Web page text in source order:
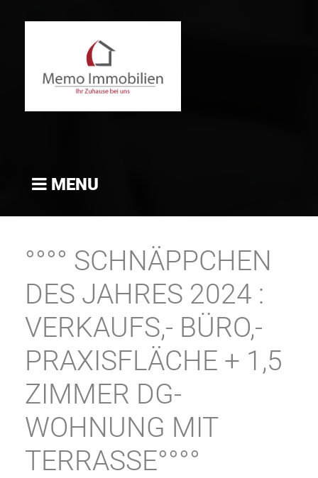
MENU
°°°° SCHNÄPPCHEN
DES JAHRES 2024 :
VERKAUFS,- BÜRO,-
PRAXISFLÄCHE + 1,5
ZIMMER DG-
WOHNUNG MIT
TERRASSE°°°°